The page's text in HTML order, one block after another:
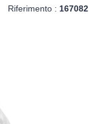
Riferimento : 167082